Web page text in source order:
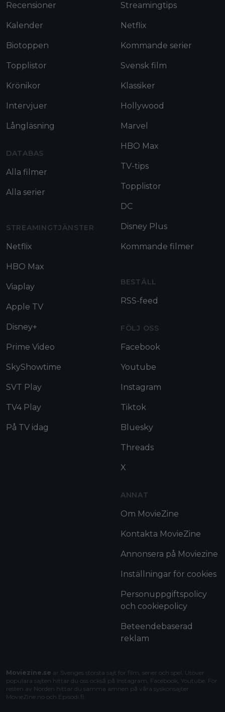
Recensioner
Kalender
Biotoppen
Topplistor
Krönikor
Intervjuer
Långläsning
DATABAS
Alla filmer
Alla serier
STREAMINGTJÄNSTER
Netflix
HBO Max
Viaplay
Apple TV
Disney+
Prime Video
SkyShowtime
SVT Play
TV4 Play
På TV idag
Streamingtips
Netflix
Kommande serier
Svensk film
Klassiker
Hollywood
Marvel
HBO Max
TV-tips
Topplistor
DC
Disney Plus
Kommande filmer
BESTÄLL
RSS-feed
FÖLJ OSS
Facebook
Youtube
Instagram
Tiktok
Bluesky
Threads
X
ANNAT
Om MovieZine
Kontakta MovieZine
Annonsera på Moviezine
Inställningar för cookies
Personuppgiftspolicy
och cookiepolicy
Beteendebaserad
reklam
Moviezine.se är Sveriges största sajt för film, serier och spel. Utöver
populära sajten hittar du oss också på Instagram, Facebook, Youtube. För
resten av Norden hittar du samma ämnen på våra syskonsajter
MovieZine.no och Episodi.fi